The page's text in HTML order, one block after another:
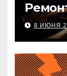
8 ИЮНЯ